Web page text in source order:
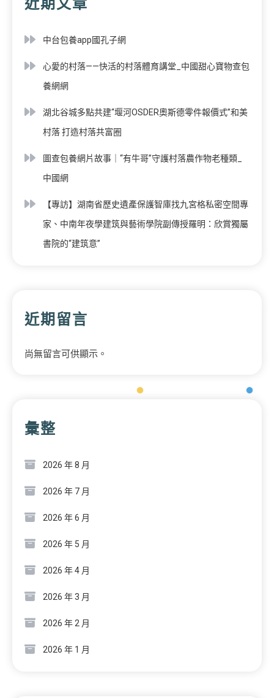
中台包養app國孔子網
心愛的村落——快活的村落體育講堂_中國甜心寶物查包
養網網
湖北谷城多點共建“堰河OSDER奧斯德零件報價式”和美
村落 打造村落共富圈
圖查包養網片故事｜“有牛哥”守護村落農作物老種類_
中國網
【專訪】湖南省歷史遺產保護智庫找九宮格私密空間專
家、中南年夜學建筑與藝術學院副傳授羅明：欣賞獨屬
書院的“建筑意”
近期留言
尚無留言可供顯示。
彙整
2026 年 8 月
2026 年 7 月
2026 年 6 月
2026 年 5 月
2026 年 4 月
2026 年 3 月
2026 年 2 月
2026 年 1 月